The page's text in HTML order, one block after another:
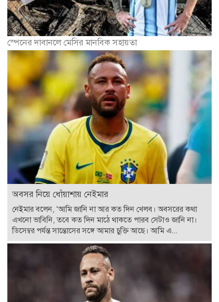
স্পেনের দাবানলে মেসির মানবিক সহায়তা
অবসর নিয়ে ধোঁয়াশায় নেইমার
নেইমার বলেন, ‘আমি জানি না আর কত দিন খেলব। অবসরের কথা
এখনো ভাবিনি, তবে কত দিন মাঠে থাকতে পারব সেটাও জানি না।
ডিসেম্বর পর্যন্ত সান্তোসের সঙ্গে আমার চুক্তি আছে। আমি এ...